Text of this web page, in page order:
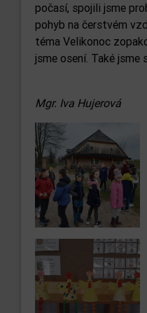
počasí, spojili jsme
pohyb na čerstvém
téma Velikonoc
jsme osení. Také
Mgr. Iva Hujerová